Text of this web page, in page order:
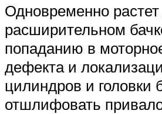
Одновременно
расширительном
попаданию в
дефекта и
цилиндров и головки
отшлифовать